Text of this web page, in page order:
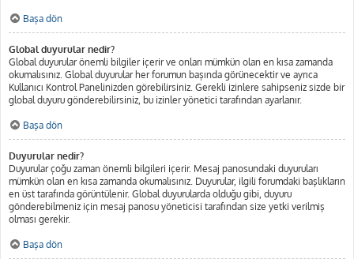
Başa dön
Global duyurular nedir?
Global duyurular önemli bilgiler içerir ve onları mümkün olan en kısa zamanda
okumalısınız. Global duyurular her forumun başında görünecektir ve ayrıca
Kullanıcı Kontrol Panelinizden görebilirsiniz. Gerekli izinlere sahipseniz sizde bir
global duyuru gönderebilirsiniz, bu izinler yönetici tarafından ayarlanır.
Başa dön
Duyurular nedir?
Duyurular çoğu zaman önemli bilgileri içerir. Mesaj panosundaki duyuruları
mümkün olan en kısa zamanda okumalısınız. Duyurular, ilgili forumdaki başlıkların
en üst tarafında görüntülenir. Global duyurularda olduğu gibi, duyuru
gönderebilmeniz için mesaj panosu yöneticisi tarafından size yetki verilmiş
olması gerekir.
Başa dön